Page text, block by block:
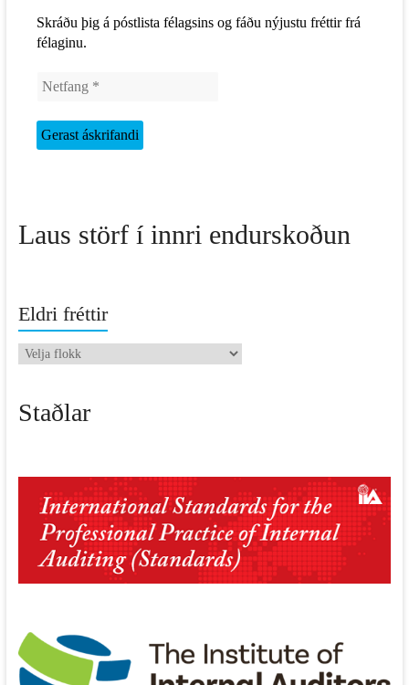
Skráðu þig á póstlista félagsins og fáðu nýjustu fréttir frá
félaginu.
Laus störf í innri endurskoðun
Eldri fréttir
Eldri
Staðlar